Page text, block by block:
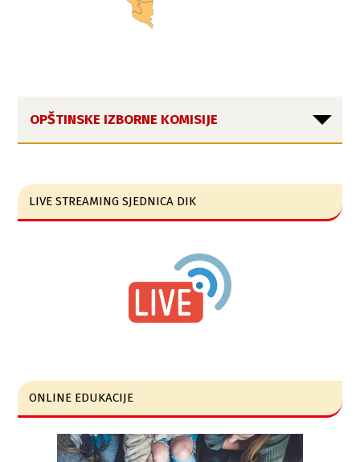
OPŠTINSKE IZBORNE KOMISIJE
LIVE STREAMING SJEDNICA DIK
ONLINE EDUKACIJE